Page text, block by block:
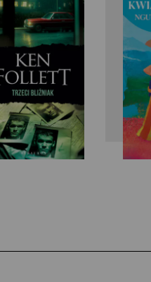
Follett